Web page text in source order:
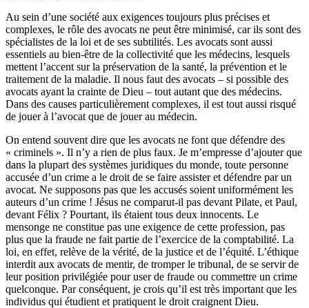
Au sein d’une société aux exigences toujours plus précises et
complexes, le rôle des avocats ne peut être minimisé, car ils sont des
spécialistes de la loi et de ses subtilités. Les avocats sont aussi
essentiels au bien-être de la collectivité que les médecins, lesquels
mettent l’accent sur la préservation de la santé, la prévention et le
traitement de la maladie. Il nous faut des avocats – si possible des
avocats ayant la crainte de Dieu – tout autant que des médecins.
Dans des causes particulièrement complexes, il est tout aussi risqué
de jouer à l’avocat que de jouer au médecin.
On entend souvent dire que les avocats ne font que défendre des
« criminels ». Il n’y a rien de plus faux. Je m’empresse d’ajouter que
dans la plupart des systèmes juridiques du monde, toute personne
accusée d’un crime a le droit de se faire assister et défendre par un
avocat. Ne supposons pas que les accusés soient uniformément les
auteurs d’un crime ! Jésus ne comparut-il pas devant Pilate, et Paul,
devant Félix ? Pourtant, ils étaient tous deux innocents. Le
mensonge ne constitue pas une exigence de cette profession, pas
plus que la fraude ne fait partie de l’exercice de la comptabilité. La
loi, en effet, relève de la vérité, de la justice et de l’équité. L’éthique
interdit aux avocats de mentir, de tromper le tribunal, de se servir de
leur position privilégiée pour user de fraude ou commettre un crime
quelconque. Par conséquent, je crois qu’il est très important que les
individus qui étudient et pratiquent le droit craignent Dieu.